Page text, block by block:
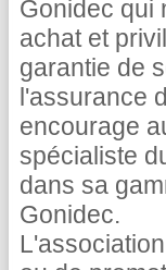
Gonidec qui
achat et
garantie de
l'assurance
encourage
spécialiste
dans sa
Gonidec.